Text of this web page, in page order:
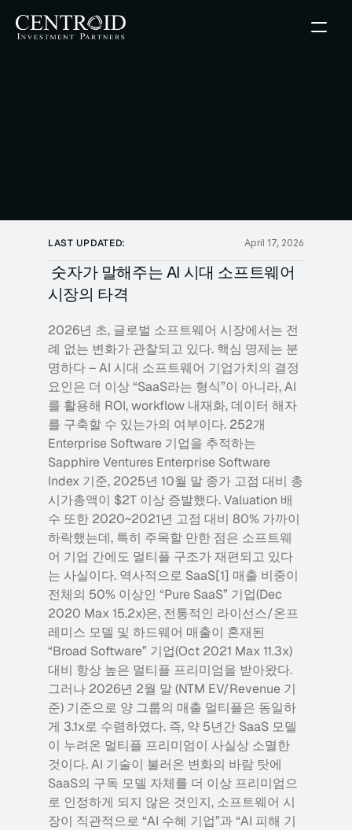
LAST UPDATED: April 17, 2026
숫자가 말해주는 AI 시대 소프트웨어
시장의 타격
2026년 초, 글로벌 소프트웨어 시장에서는 전
례 없는 변화가 관찰되고 있다. 핵심 명제는 분
명하다 – AI 시대 소프트웨어 기업가치의 결정
요인은 더 이상 “SaaS라는 형식”이 아니라, AI
를 활용해 ROI, workflow 내재화, 데이터 해자
를 구축할 수 있는가의 여부이다. 252개
Enterprise Software 기업을 추적하는
Sapphire Ventures Enterprise Software
Index 기준, 2025년 10월 말 종가 고점 대비 총
시가총액이 $2T 이상 증발했다. Valuation 배
수 또한 2020~2021년 고점 대비 80% 가까이
하락했는데, 특히 주목할 만한 점은 소프트웨
어 기업 간에도 멀티플 구조가 재편되고 있다
는 사실이다. 역사적으로 SaaS[1] 매출 비중이
전체의 50% 이상인 “Pure SaaS” 기업(Dec
2020 Max 15.2x)은, 전통적인 라이선스/온프
레미스 모델 및 하드웨어 매출이 혼재된
“Broad Software” 기업(Oct 2021 Max 11.3x)
대비 항상 높은 멀티플 프리미엄을 받아왔다.
그러나 2026년 2월 말 (NTM EV/Revenue 기
준) 기준으로 양 그룹의 매출 멀티플은 동일하
게 3.1x로 수렴하였다. 즉, 약 5년간 SaaS 모델
이 누려온 멀티플 프리미엄이 사실상 소멸한
것이다. AI 기술이 불러온 변화의 바람 탓에
SaaS의 구독 모델 자체를 더 이상 프리미엄으
로 인정하게 되지 않은 것인지, 소프트웨어 시
장이 직관적으로 “AI 수혜 기업”과 “AI 피해 기